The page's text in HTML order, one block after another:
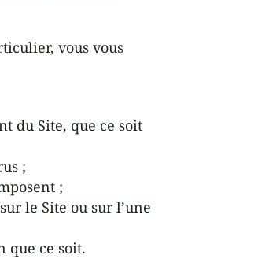
vous vous
du Site, que ce soit
;
;
le Site ou sur l’une
que ce soit.